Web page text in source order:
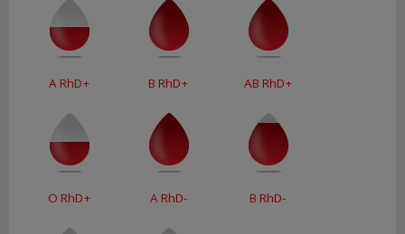
A RhD+ B RhD+ AB RhD+
O RhD+ A RhD- B RhD-